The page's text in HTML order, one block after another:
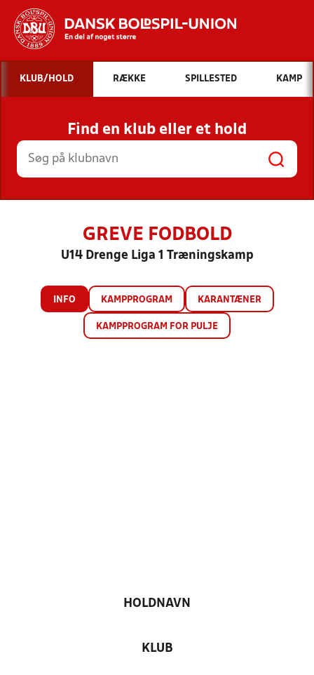
Hvad vil du søge efter?
INDHOLD OG NYHEDER
STILLINGER, RESULTATER, KLUBBER OG
HOLD
KLUB/HOLD RÆKKE SPILLESTED KAMP
Find en klub eller et hold
GREVE FODBOLD
U14 Drenge Liga 1 Træningskamp
INFO KAMPPROGRAM KARANTÆNER
KAMPPROGRAM FOR PULJE
HOLDNAVN
KLUB